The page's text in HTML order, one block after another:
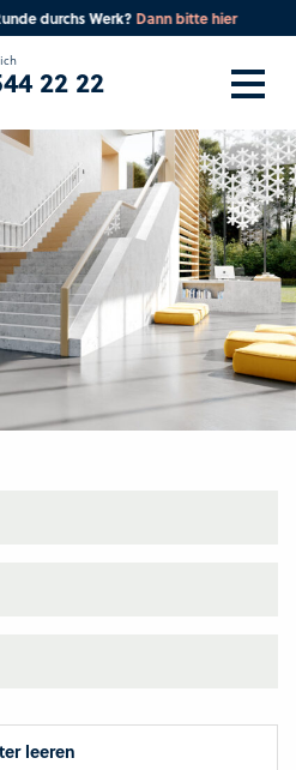
leeren
Werk?Dann bitte hier
22 22
Sie suchen eine Beratung vor Ort?
Beratung